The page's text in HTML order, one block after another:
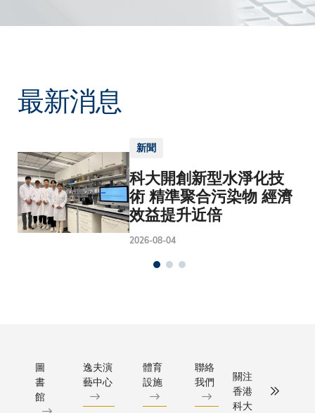
最新消息
新聞
科大開創新型水淨化技
術 精準聚合污染物 經濟
效益提升近倍
2026-08-04
圖
書
館
逸夫演
藝中心
體育
設施
聯絡
我們
關注
香港
科大